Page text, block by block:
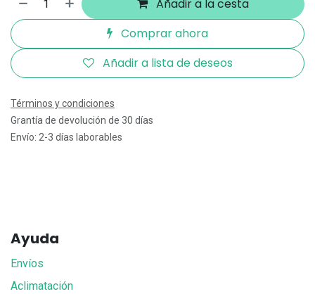
Añadir a la cesta
Comprar ahora
Añadir a lista de deseos
Términos y condiciones
Grantía de devolución de 30 días
Envío: 2-3 días laborables
Ayuda
Envíos
Aclimatación